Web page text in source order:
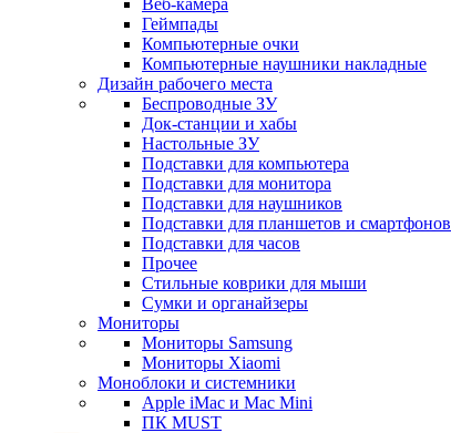
Веб-камера
Геймпады
Компьютерные очки
Компьютерные наушники накладные
Дизайн рабочего места
Беспроводные ЗУ
Док-станции и хабы
Настольные ЗУ
Подставки для компьютера
Подставки для монитора
Подставки для наушников
Подставки для планшетов и смартфонов
Подставки для часов
Прочее
Стильные коврики для мыши
Сумки и органайзеры
Мониторы
Мониторы Samsung
Мониторы Xiaomi
Моноблоки и системники
Apple iMac и Mac Mini
ПК MUST